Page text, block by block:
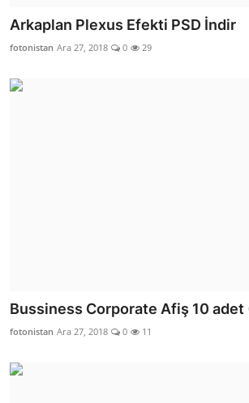
Arkaplan Plexus Efekti PSD İndir
fotonistan Ara 27, 2018 0 29
Bussiness Corporate Afiş 10 adet
fotonistan Ara 27, 2018 0 11